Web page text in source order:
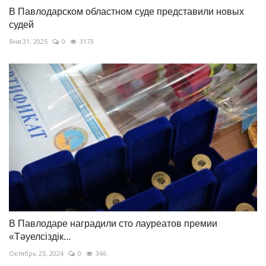
В Павлодарском областном суде представили новых
судей
Янв 31, 2025 0 3173
В Павлодаре наградили сто лауреатов премии
«Тәуелсіздік...
Октябрь 23, 2024 0 346